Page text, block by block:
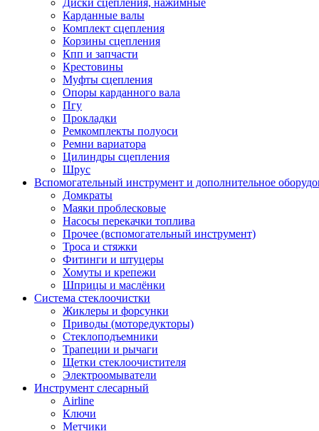
Диски сцепления, нажимные
Карданные валы
Комплект сцепления
Корзины сцепления
Кпп и запчасти
Крестовины
Муфты сцепления
Опоры карданного вала
Пгу
Прокладки
Ремкомплекты полуоси
Ремни вариатора
Цилиндры сцепления
Шрус
Вспомогательный инструмент и дополнительное
Домкраты
Маяки проблесковые
Насосы перекачки топлива
Прочее (вспомогательный инструмент)
Троса и стяжки
Фитинги и штуцеры
Хомуты и крепежи
Шприцы и маслёнки
Система стеклоочистки
Жиклеры и форсунки
Приводы (моторедукторы)
Стеклоподъемники
Трапеции и рычаги
Щетки стеклоочистителя
Электроомыватели
Инструмент слесарный
Airline
Ключи
Метчики